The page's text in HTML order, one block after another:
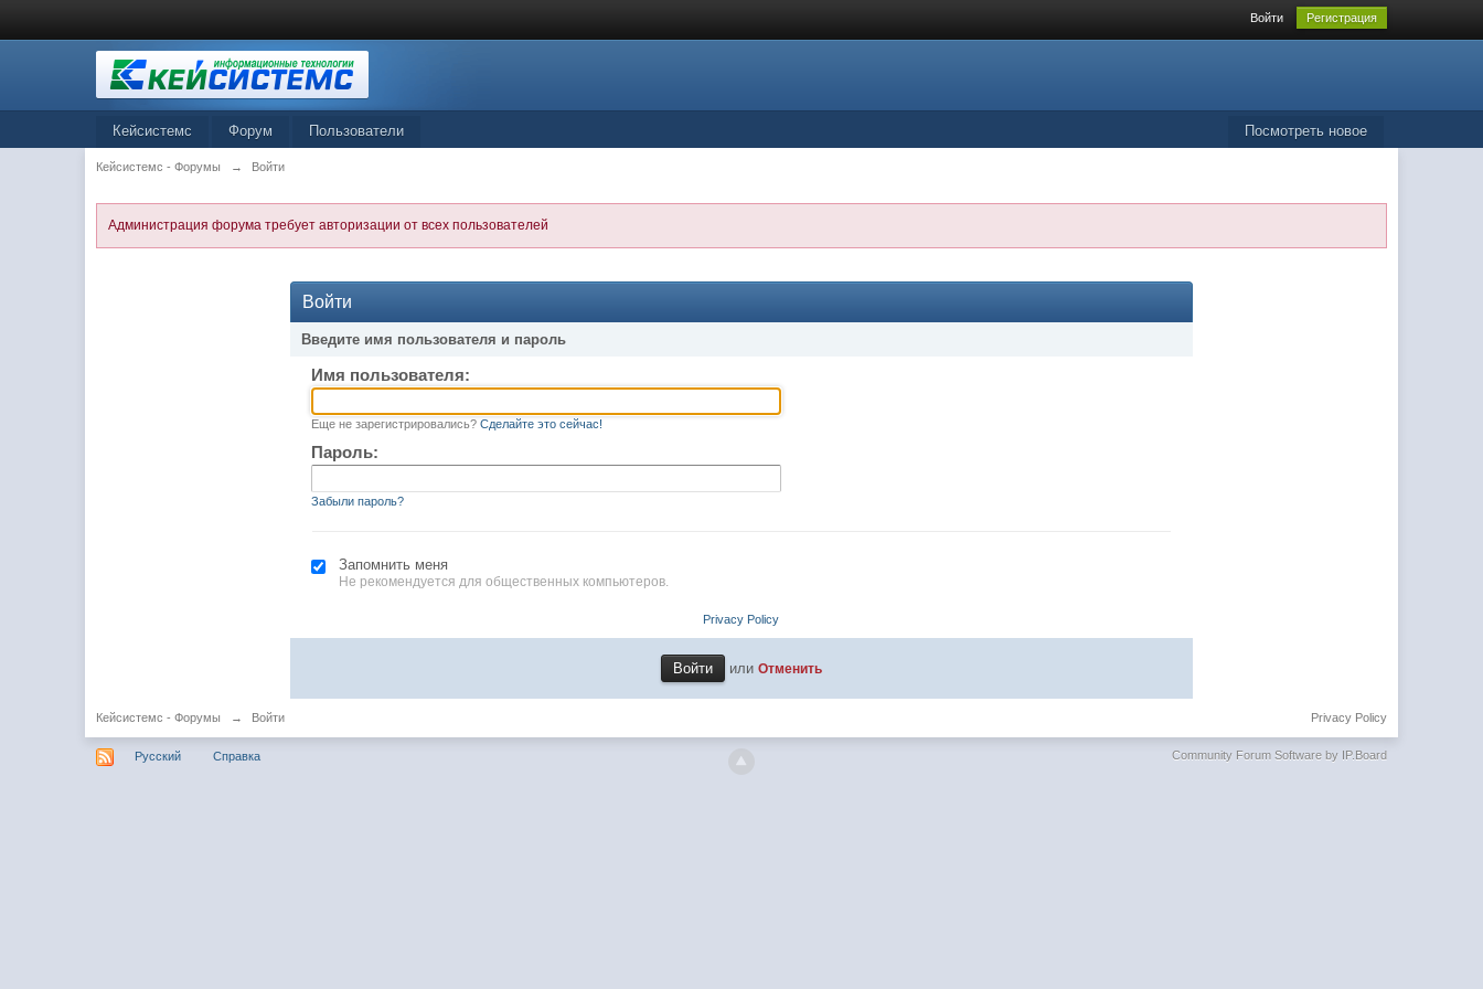
Войти Регистрация
Посмотреть новое
Кейсистемс Форум Пользователи
Кейсистемс - Форумы → Войти
Администрация форума требует авторизации от всех пользователей
Войти
Введите имя пользователя и пароль
Имя пользователя:
Еще не зарегистрировались? Сделайте это сейчас!
Пароль:
Забыли пароль?
Запомнить меня
Не рекомендуется для общественных компьютеров.
Privacy Policy
или Отменить
Кейсистемс - Форумы → Войти Privacy Policy
Русский Справка Community Forum Software by IP.Board